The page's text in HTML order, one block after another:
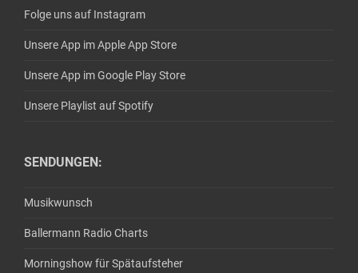
Folge uns auf Instagram
Unsere App im Apple App Store
Unsere App im Google Play Store
Unsere Playlist auf Spotify
SENDUNGEN:
Musikwunsch
Ballermann Radio Charts
Morningshow für Spätaufsteher